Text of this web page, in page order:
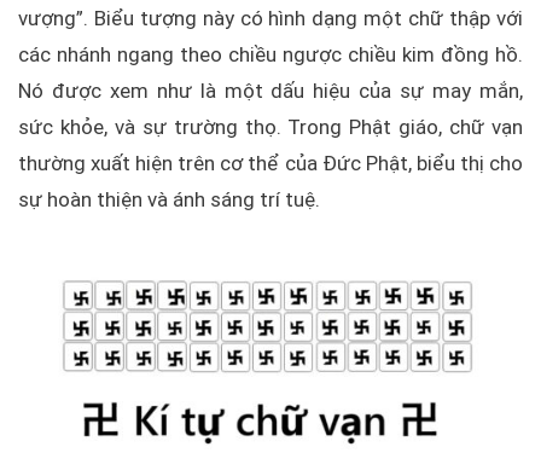
vượng”. Biểu tượng này có hình dạng một chữ thập với
các nhánh ngang theo chiều ngược chiều kim đồng hồ.
Nó được xem như là một dấu hiệu của sự may mắn,
sức khỏe, và sự trường thọ. Trong Phật giáo, chữ vạn
thường xuất hiện trên cơ thể của Đức Phật, biểu thị cho
sự hoàn thiện và ánh sáng trí tuệ.